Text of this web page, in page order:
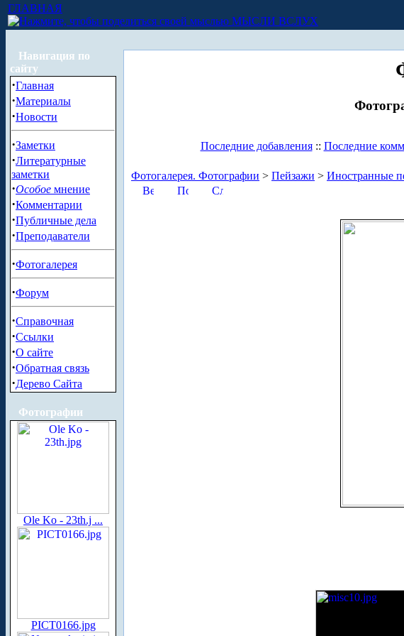
ГЛАВНАЯ
МЫСЛИ ВСЛУХ
Навигация по
сайту
·Главная
·Материалы
·Новости
·Заметки
·Литературные
заметки
·Особое мнение
·Комментарии
·Публичные дела
·Преподаватели
·Фотогалерея
·Форум
·Справочная
·Ссылки
·О сайте
·Обратная связь
·Дерево Сайта
Фотографии
Ole Ko - 23th.j ...
PICT0166.jpg
Последние добавления:: Последние
Фотогалерея. Фотографии > Пейзажи > Иностранные